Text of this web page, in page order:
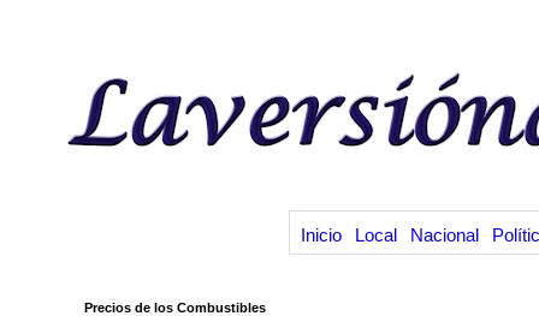
Inicio Local Nacional
Precios de los Combustibles